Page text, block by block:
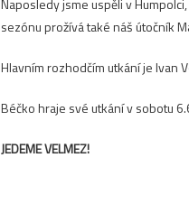
Naposledy jsme uspěli v
sezónu prožívá také náš útočník
Hlavním rozhodčím utkání je Ivan
Béčko hraje své utkání v sobotu
JEDEME VELMEZ!